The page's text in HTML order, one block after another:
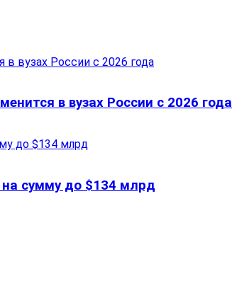
в вузах России с 2026 года
сумму до $134 млрд